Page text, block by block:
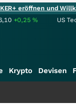
eröffnen und
+0,25% US
Krypto Devisen